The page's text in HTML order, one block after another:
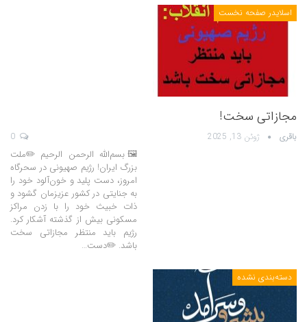
اسلایدر صفحه نخست
مجازاتی سخت!
باقری ژوئن 13, 2025
🖼بسم‌الله الرحمن الرحیم ✏️ملت
بزرگ ایران! رژیم صهیونی در سحرگاه
امروز، دست پلید و خون‌آلود خود را
به جنایتی در کشور عزیزمان گشود و
ذات خبیث خود را با زدن مراکز
مسکونی بیش از گذشته آشکار کرد.
رژیم باید منتظر مجازاتی سخت
باشد. ✏️دست…
دسته‌بندی نشده